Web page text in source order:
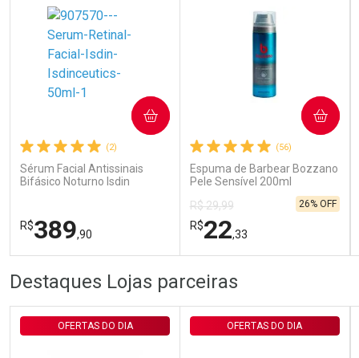
Comprar sem Desconto
Por R$ 29,30/cada
Comprar sem Desconto
Por R$ 29,30/cada
(2)
Sérum Facial Antissinais
Bifásico Noturno Isdin
R$389,90
COMPRAR
FECHAR
Laboratório
FECHAR
Por Menos
(56)
Espuma de Barbear Bozzano
Pele Sensível 200ml
R$ 29,99
R$22,33
26% OFF
COMPRAR
Por Menos
Destaques Lojas parceiras
OFERTAS DO DIA OFERTAS DO DIA